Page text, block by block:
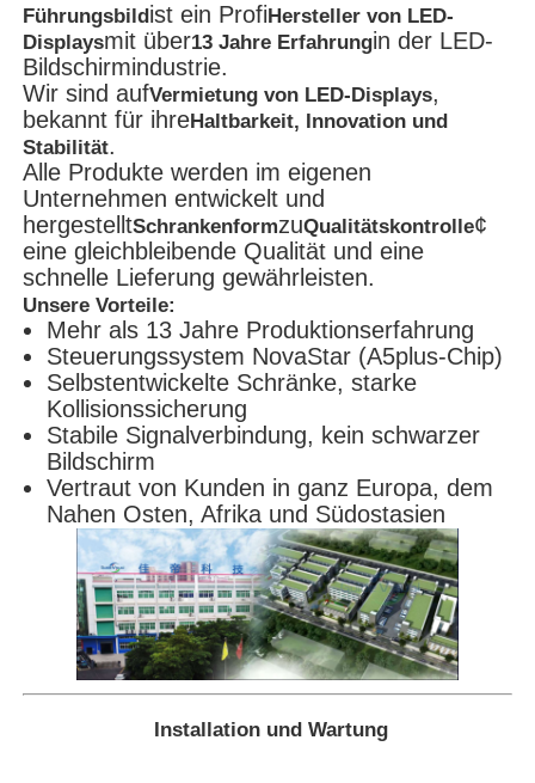
Führungsbild ist ein Profi Hersteller von LED-
Displaysmit über13 Jahre Erfahrungin der LED-
Bildschirmindustrie.
Wir sind aufVermietung von LED-Displays,
bekannt für ihreHaltbarkeit, Innovation und
Stabilität.
Alle Produkte werden im eigenen
Unternehmen entwickelt und
hergestelltSchrankenformzuQualitätskontrolle¢
eine gleichbleibende Qualität und eine
schnelle Lieferung gewährleisten.
Unsere Vorteile:
Mehr als 13 Jahre Produktionserfahrung
Steuerungssystem NovaStar (A5plus-Chip)
Selbstentwickelte Schränke, starke
Kollisionssicherung
Stabile Signalverbindung, kein schwarzer
Bildschirm
Vertraut von Kunden in ganz Europa, dem
Nahen Osten, Afrika und Südostasien
Installation und Wartung